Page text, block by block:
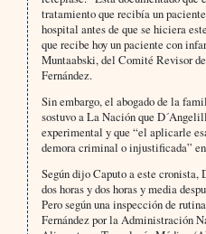
tratamiento que recibía un
hospital antes de que se hiciera
que recibe hoy un paciente con
Muntaabski, del Comité Revisor
Fernández.
Sin embargo, el abogado de la
sostuvo a La Nación que
experimental y que “el aplicarle
demora criminal o injustificada”
Según dijo Caputo a este
dos horas y dos horas y media
Pero según una inspección de
Fernández por la Administración